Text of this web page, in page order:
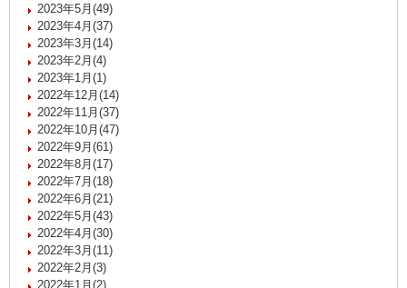
2023年5月(49)
2023年4月(37)
2023年3月(14)
2023年2月(4)
2023年1月(1)
2022年12月(14)
2022年11月(37)
2022年10月(47)
2022年9月(61)
2022年8月(17)
2022年7月(18)
2022年6月(21)
2022年5月(43)
2022年4月(30)
2022年3月(11)
2022年2月(3)
2022年1月(2)